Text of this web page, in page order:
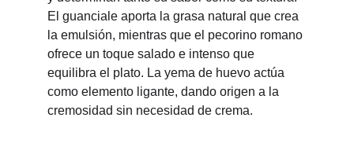
El guanciale aporta la grasa natural que crea
la emulsión, mientras que el pecorino romano
ofrece un toque salado e intenso que
equilibra el plato. La yema de huevo actúa
como elemento ligante, dando origen a la
cremosidad sin necesidad de crema.